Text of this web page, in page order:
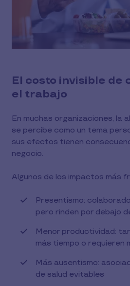
El costo invisible de
el trabajo
En muchas organizaciones, la
se percibe como un tema
sus efectos tienen
negocio.
Algunos de los impactos más
Presentismo:
pero rinden por debajo
Menor productividad:
más tiempo o requieren
Más ausentismo:
de salud evitables